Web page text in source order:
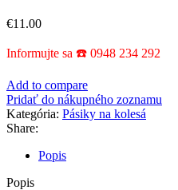
€11.00
Informujte sa ☎️ 0948 234 292
Add to compare
Pridať do nákupného zoznamu
Kategória: Pásiky na kolesá
Share:
Popis
Popis